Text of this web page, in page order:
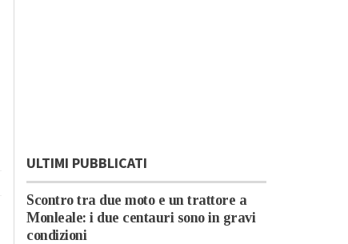
ULTIMI PUBBLICATI
Scontro tra due moto e un trattore a
Monleale: i due centauri sono in gravi
condizioni